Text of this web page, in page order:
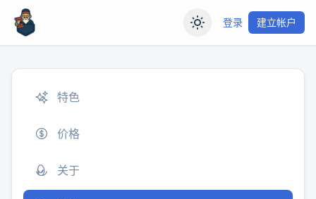
登录 建立帐户
特色
价格
关于